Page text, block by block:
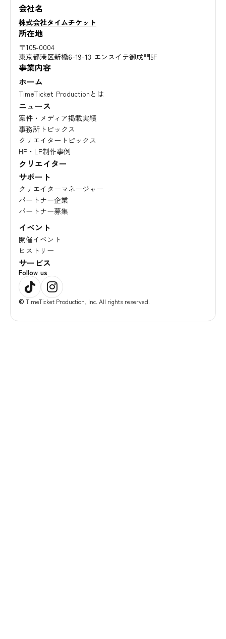
会社名
株式会社タイムチケット
所在地
〒105-0004
東京都港区新橋6-19-13 エンスイテ御成門5F
事業内容
ホーム
TimeTicket Productionとは
ニュース
案件・メディア掲載実績
事務所トピックス
クリエイタートピックス
HP・LP制作事例
クリエイター
サポート
クリエイターマネージャー
パートナー企業
パートナー募集
イベント
開催イベント
ヒストリー
サービス
© TimeTicket Production, Inc. All rights reserved.
Follow us